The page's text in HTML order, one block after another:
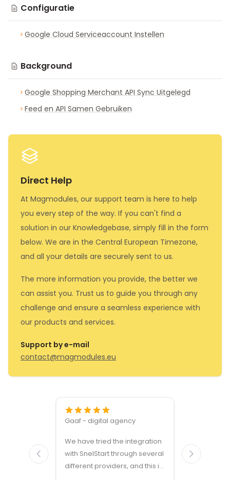
Configuratie
Google Cloud Serviceaccount Instellen
Background
Google Shopping Merchant API Sync Uitgelegd
Feed en API Samen Gebruiken
Direct Help
At Magmodules, our support team is here to help
you every step of the way. If you can't find a
solution in our Knowledgebase, simply fill in the form
below. We are in the Central European Timezone,
and all your details are securely sent to us.
The more information you provide, the better we
can assist you. Trust us to guide you through any
challenge and ensure a seamless experience with
our products and services.
Support by e-mail
contact@magmodules.eu
Gaaf - digital agency
We have tried the integration
with SnelStart through several
different providers, and this is
modules